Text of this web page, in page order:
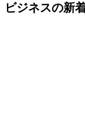
ビジネスの新